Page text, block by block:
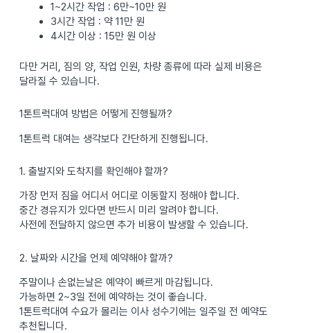
1~2시간 작업 : 6만~10만 원
3시간 작업 : 약 11만 원
4시간 이상 : 15만 원 이상
다만 거리, 짐의 양, 작업 인원, 차량 종류에 따라 실제 비용은
달라질 수 있습니다.
1톤트럭대여 방법은 어떻게 진행될까?
1톤트럭 대여는 생각보다 간단하게 진행됩니다.
1. 출발지와 도착지를 확인해야 할까?
가장 먼저 짐을 어디서 어디로 이동할지 정해야 합니다.
중간 경유지가 있다면 반드시 미리 알려야 합니다.
사전에 전달하지 않으면 추가 비용이 발생할 수 있습니다.
2. 날짜와 시간을 언제 예약해야 할까?
주말이나 손없는날은 예약이 빠르게 마감됩니다.
가능하면 2~3일 전에 예약하는 것이 좋습니다.
1톤트럭대여 수요가 몰리는 이사 성수기에는 일주일 전 예약도
추천됩니다.